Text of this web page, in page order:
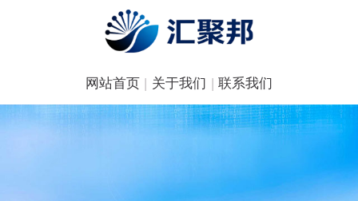
网站首页 关于我们 联系我们